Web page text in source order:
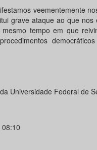
veementemente
grave ataque ao que nos
tempo em que
Universidade Federal de